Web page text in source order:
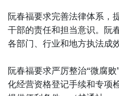
阮春福要求完善法律体系，
干部的责任和担当意识。阮
各部门、行业和地方执法成
阮春福要求严厉整治“微腐
化经营资格登记手续和专项